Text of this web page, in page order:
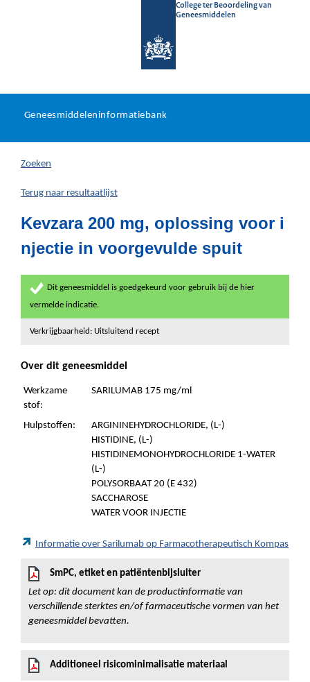
College ter Beoordeling van
Geneesmiddelen
U
hier:
Geneesmiddeleninformatiebank
Zoeken
Terug naar resultaatlijst
Kevzara 200 mg, oplossing voor i
njectie in voorgevulde spuit
Dit geneesmiddel is goedgekeurd voor gebruik bij de hier
vermelde indicatie.
Verkrijgbaarheid: Uitsluitend recept
Over dit geneesmiddel
Werkzame
stof:
SARILUMAB 175 mg/ml
Hulpstoffen:
ARGININEHYDROCHLORIDE, (L-)
HISTIDINE, (L-)
HISTIDINEMONOHYDROCHLORIDE 1-WATER
(L-)
POLYSORBAAT 20 (E 432)
SACCHAROSE
WATER VOOR INJECTIE
Informatie over Sarilumab op Farmacotherapeutisch Kompas
SmPC, etiket en patiëntenbijsluiter
Let op: dit document kan de productinformatie van
verschillende sterktes en/of farmaceutische vormen van het
geneesmiddel bevatten.
Additioneel risicominimalisatie materiaal